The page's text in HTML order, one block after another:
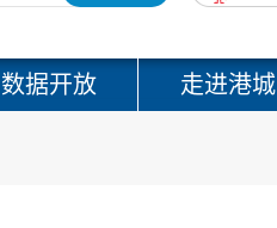
数据开放 走进港城